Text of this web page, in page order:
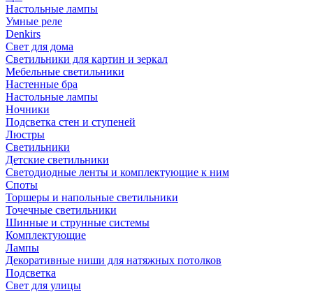
Настольные лампы
Умные реле
Denkirs
Свет для дома
Светильники для картин и зеркал
Мебельные светильники
Настенные бра
Настольные лампы
Ночники
Подсветка стен и ступеней
Люстры
Светильники
Детские светильники
Светодиодные ленты и комплектующие к ним
Споты
Торшеры и напольные светильники
Точечные светильники
Шинные и струнные системы
Комплектующие
Лампы
Декоративные ниши для натяжных потолков
Подсветка
Свет для улицы